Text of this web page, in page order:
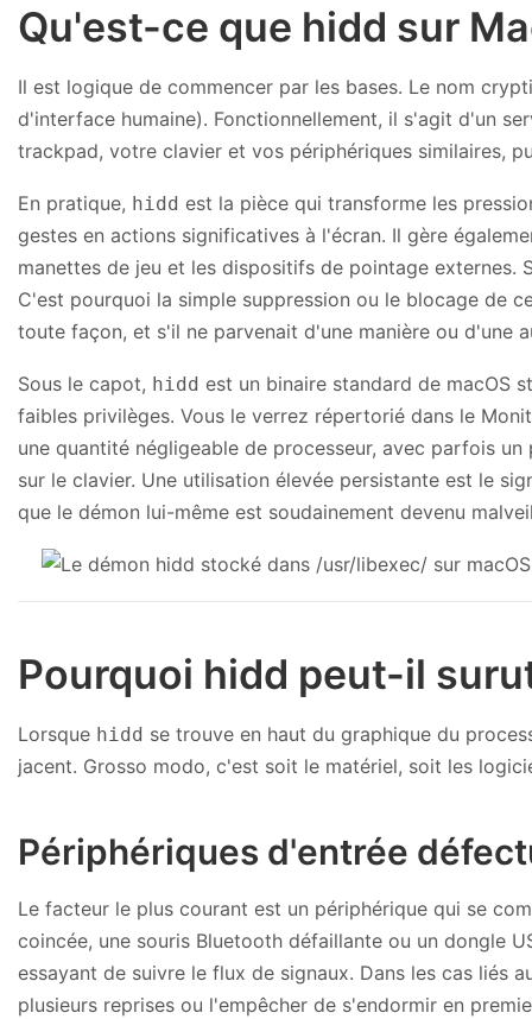
Qu'est-ce que hidd sur
Il est logique de commencer par les bases. Le nom
d'interface humaine). Fonctionnellement, il s'agit d'un
trackpad, votre clavier et vos périphériques similaires,
En pratique, hidd est la pièce qui transforme les
gestes en actions significatives à l'écran. Il gère
manettes de jeu et les dispositifs de pointage externes.
C'est pourquoi la simple suppression ou le blocage de
toute façon, et s'il ne parvenait d'une manière ou d'une
Sous le capot, hidd est un binaire standard de macOS
faibles privilèges. Vous le verrez répertorié dans le
une quantité négligeable de processeur, avec parfois
sur le clavier. Une utilisation élevée persistante est le
que le démon lui-même est soudainement devenu
Pourquoi hidd peut-il
Lorsque hidd se trouve en haut du graphique du
jacent. Grosso modo, c'est soit le matériel, soit les
Périphériques d'entrée
Le facteur le plus courant est un périphérique qui se
coincée, une souris Bluetooth défaillante ou un dongle
essayant de suivre le flux de signaux. Dans les cas liés
plusieurs reprises ou l'empêcher de s'endormir en